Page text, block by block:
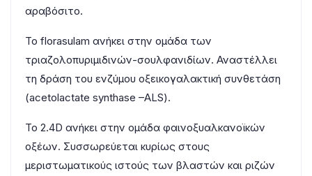
αραβόσιτο.
Το florasulam ανήκει στην ομάδα των
τριαζολοπυριμιδινών-σουλφανιδίων. Αναστέλλει
τη δράση του ενζύμου οξεικογαλακτική συνθετάση
(acetolactate synthase –ALS).
Το 2.4D ανήκει στην ομάδα φαινοξυαλκανοϊκών
οξέων. Συσσωρεύεται κυρίως στους
μεριστωματικούς ιστούς των βλαστών και ριζών